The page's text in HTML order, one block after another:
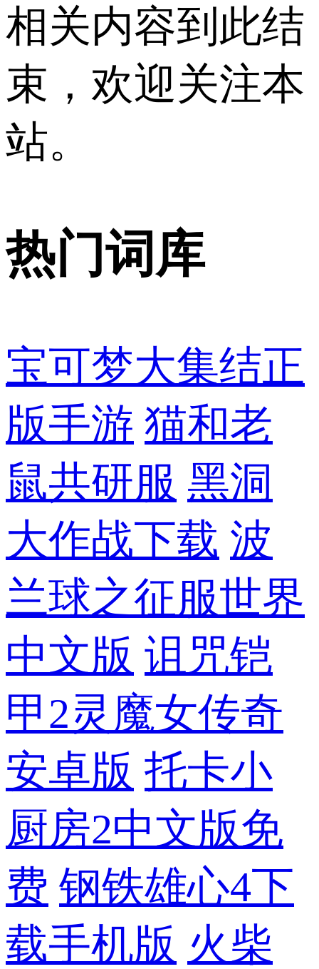
相关内容到此结
束，欢迎关注本
站。
热门词库
宝可梦大集结正
版手游 猫和老
鼠共研服 黑洞
大作战下载 波
兰球之征服世界
中文版 诅咒铠
甲2灵魔女传奇
安卓版 托卡小
厨房2中文版免
费 钢铁雄心4下
载手机版 火柴